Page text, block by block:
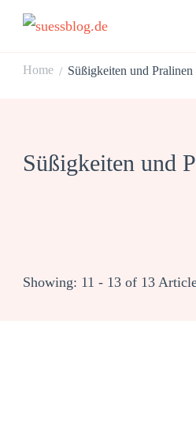
Home / Süßigkeiten und Pralinen
Süßigkeiten und
Showing: 11 - 13 of 13